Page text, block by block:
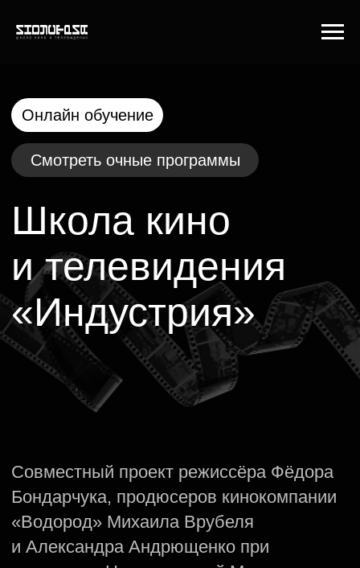
Школа кино
«Индустрия»
Совместный проект режиссёра Фёдора
Бондарчука, продюсеров кинокомпании
«Водород» Михаила Врубеля
и Александра Андрющенко при
поддержке Национальной Медиа
Смотреть очные программы
Выбрать программу